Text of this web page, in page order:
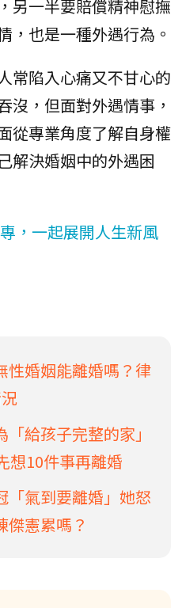
另一半要賠償精神慰撫
，也是一種外遇行為。
常陷入心痛又不甘心的
沒，但面對外遇情事，
從專業角度了解自身權
解決婚姻中的外遇困
，一起展開人生新風
性婚姻能離婚嗎？律
給孩子完整的家」
想10件事再離婚
「氣到要離婚」她怒
傑憲累嗎？